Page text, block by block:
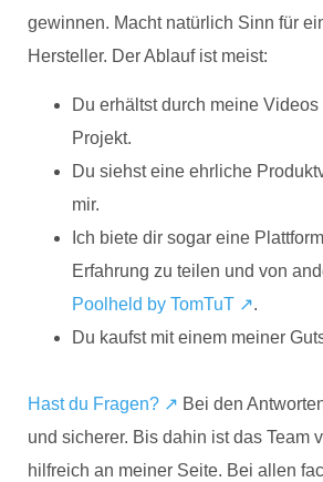
gewinnen. Macht natürlich Sinn für
Hersteller. Der Ablauf ist meist:
Du erhältst durch meine
Projekt.
Du siehst eine ehrliche
mir.
Ich biete dir sogar eine
Erfahrung zu teilen und von
Poolheld by TomTuT ↗.
Du kaufst mit einem meiner
Hast du Fragen? ↗ Bei den
und sicherer. Bis dahin ist das Team
hilfreich an meiner Seite. Bei allen